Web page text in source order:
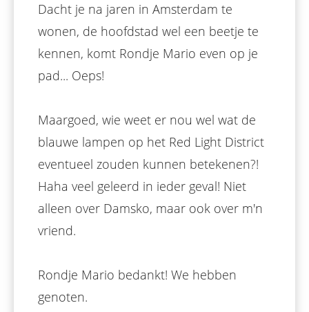
Dacht je na jaren in Amsterdam te
wonen, de hoofdstad wel een beetje te
kennen, komt Rondje Mario even op je
pad... Oeps!
Maargoed, wie weet er nou wel wat de
blauwe lampen op het Red Light District
eventueel zouden kunnen betekenen?!
Haha veel geleerd in ieder geval! Niet
alleen over Damsko, maar ook over m'n
vriend.
Rondje Mario bedankt! We hebben
genoten.